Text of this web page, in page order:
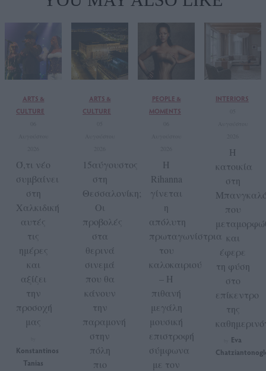
ARTS &
CULTURE
Ό,τι νέο
συμβαίνει
στη
Χαλκιδική
αυτές
τις
ημέρες
και
αξίζει
την
προσοχή
μας
Konstantinos
Tanias
ARTS &
CULTURE
15αύγουστος
στη
Θεσσαλονίκη;
Οι
προβολές
στα
θερινά
σινεμά
που θα
κάνουν
την
παραμονή
στην
πόλη
πιο
PEOPLE &
MOMENTS
Η
Rihanna
γίνεται
η
απόλυτη
πρωταγωνίστρια
του
καλοκαιριού
– Η
πιθανή
μεγάλη
μουσική
επιστροφή
σύμφωνα
με τον
INTERIORS
H
κατοικία
στη
που
και
έφερε
τη φύση
στο
επίκεντρο
της
Eva